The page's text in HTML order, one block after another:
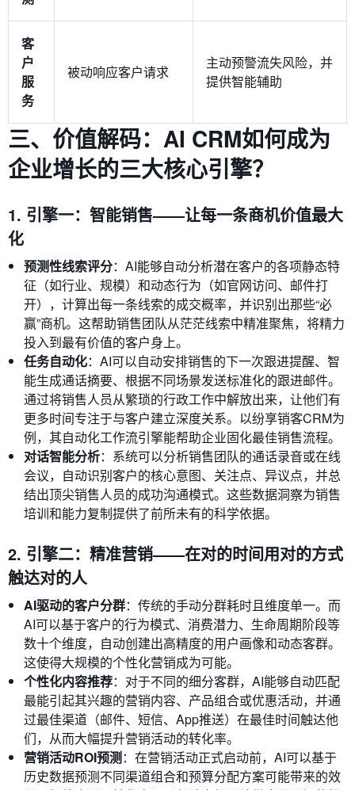
客
户
服
务
被动响应客户请求
主动预警流失风险，并
提供智能辅助
三、价值解码：AI CRM如何成为
企业增长的三大核心引擎？
1. 引擎一：智能销售——让每一条商机价值最大
化
预测性线索评分：AI能够自动分析潜在客户的各项静态特
征（如行业、规模）和动态行为（如官网访问、邮件打
开），计算出每一条线索的成交概率，并识别出那些“必
赢”商机。这帮助销售团队从茫茫线索中精准聚焦，将精力
投入到最有价值的客户身上。
任务自动化：AI可以自动安排销售的下一次跟进提醒、智
能生成通话摘要、根据不同场景发送标准化的跟进邮件。
通过将销售人员从繁琐的行政工作中解放出来，让他们有
更多时间专注于与客户建立深度关系。以纷享销客CRM为
例，其自动化工作流引擎能帮助企业固化最佳销售流程。
对话智能分析：系统可以分析销售团队的通话录音或在线
会议，自动识别客户的核心意图、关注点、异议点，并总
结出顶尖销售人员的成功沟通模式。这些数据洞察为销售
培训和能力复制提供了前所未有的科学依据。
2. 引擎二：精准营销——在对的时间用对的方式
触达对的人
AI驱动的客户分群：传统的手动分群耗时且维度单一。而
AI可以基于客户的行为模式、消费潜力、生命周期阶段等
数十个维度，自动创建出高精度的用户画像和动态客群。
这使得大规模的个性化营销成为可能。
个性化内容推荐：对于不同的细分客群，AI能够自动匹配
最能引起其兴趣的营销内容、产品组合或优惠活动，并通
过最佳渠道（邮件、短信、App推送）在最佳时间触达他
们，从而大幅提升营销活动的转化率。
营销活动ROI预测：在营销活动正式启动前，AI可以基于
历史数据预测不同渠道组合和预算分配方案可能带来的效